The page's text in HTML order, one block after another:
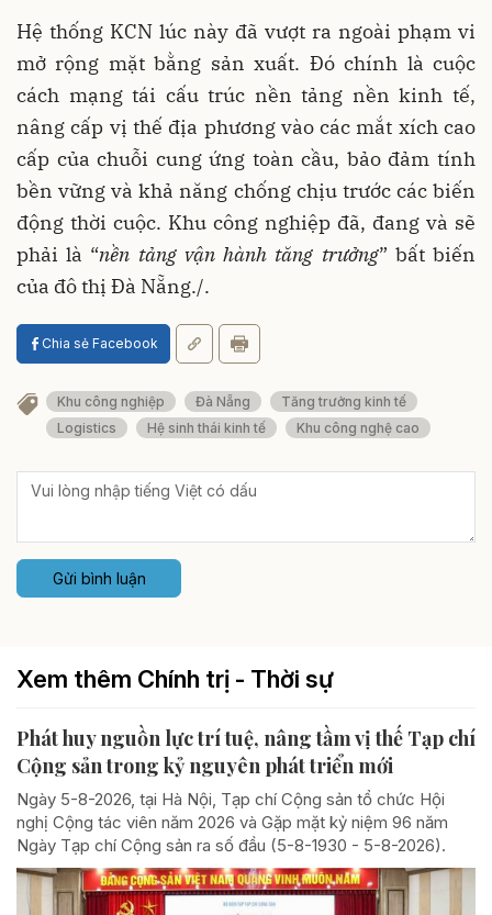
Hệ thống KCN lúc này đã vượt ra ngoài phạm vi
mở rộng mặt bằng sản xuất. Đó chính là cuộc
cách mạng tái cấu trúc nền tảng nền kinh tế,
nâng cấp vị thế địa phương vào các mắt xích cao
cấp của chuỗi cung ứng toàn cầu, bảo đảm tính
bền vững và khả năng chống chịu trước các biến
động thời cuộc. Khu công nghiệp đã, đang và sẽ
phải là “nền tảng vận hành tăng trưởng” bất biến
của đô thị Đà Nẵng./.
Chia sẻ Facebook
Khu công nghiệp Đà Nẵng
Tăng trưởng kinh tế
Logistics
Hệ sinh thái kinh tế Khu công nghệ cao
Gửi bình luận
Xem thêm Chính trị - Thời sự
Phát huy nguồn lực trí tuệ, nâng tầm vị thế Tạp chí
Cộng sản trong kỷ nguyên phát triển mới
Ngày 5-8-2026, tại Hà Nội, Tạp chí Cộng sản tổ chức Hội
nghị Cộng tác viên năm 2026 và Gặp mặt kỷ niệm 96 năm
Ngày Tạp chí Cộng sản ra số đầu (5-8-1930 - 5-8-2026).